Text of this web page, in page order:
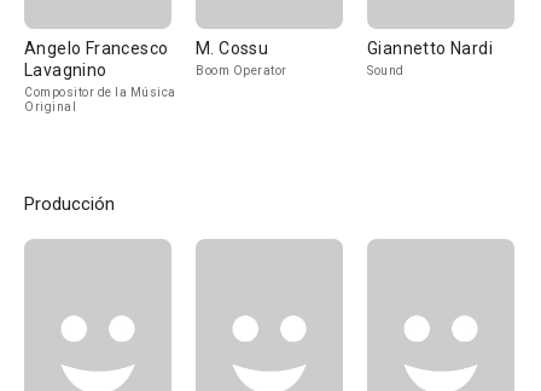
Angelo Francesco
Lavagnino
Compositor de la Música
Original
M. Cossu
Boom Operator
Giannetto Nardi
Sound
Producción